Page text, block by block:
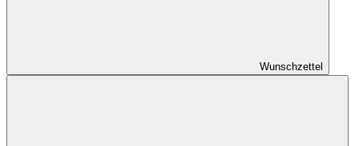
Wunschzettel